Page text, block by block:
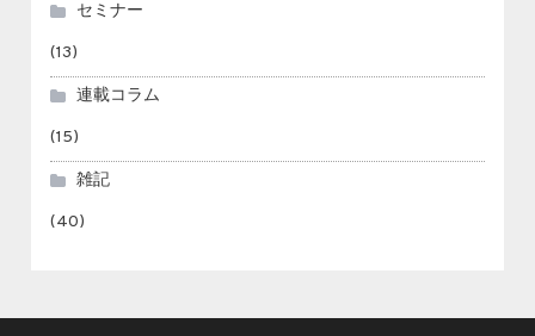
セミナー
(13)
連載コラム
(15)
雑記
(40)